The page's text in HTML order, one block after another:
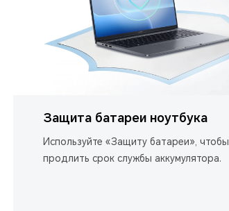
Защита батареи ноутбука
Используйте «Защиту батареи», чтобы
продлить срок службы аккумулятора.